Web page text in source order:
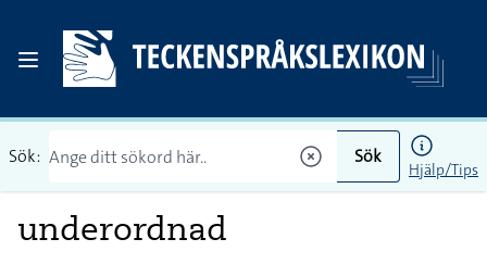
Sök: Sök
Hjälp/Tips
underordnad